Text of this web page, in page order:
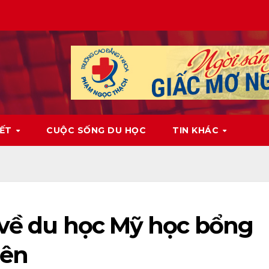
CUỘC SỐNG DU HỌC TIN KHÁC
du học Mỹ học bổng